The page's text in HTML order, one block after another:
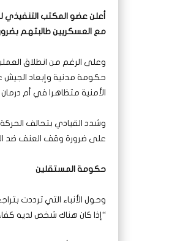
أعلن عضو المكتب التنفيذي
مع العسكريين طالبتهم
وعلى الرغم من انطلاق
حكومة مدنية وإبعاد الجيش
الأمنية متظاهرا في أم
وشدد القيادي بتحالف الحركة
على ضرورة وقف العنف ضد
حكومة المستقلين
وحول الأنباء التي ترددت
“إذا كان هناك شخص لديه